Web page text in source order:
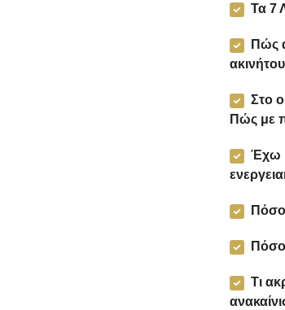
Τα 7
Πώς
Στο
Πώς με
Έχω
Πόσος
Πόσο
Τι